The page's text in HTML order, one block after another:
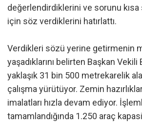
değerlendirdiklerini ve sorunu
için söz verdiklerini hatırlattı.
Verdikleri sözü yerine getirmenin
yaşadıklarını belirten Başkan Vekili
yaklaşık 31 bin 500 metrekarelik
çalışma yürütüyor. Zemin
imalatları hızla devam ediyor.
tamamlandığında 1.250 araç